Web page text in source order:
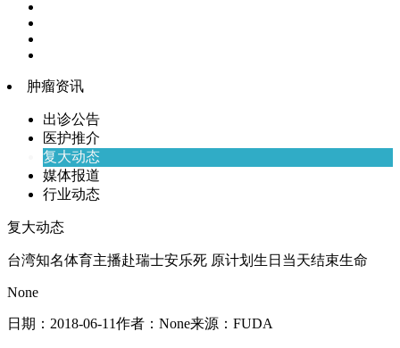
肿瘤资讯
出诊公告
医护推介
复大动态
媒体报道
行业动态
复大动态
台湾知名体育主播赴瑞士安乐死 原计划生日当天结束生命
None
日期： 2018-06-11作者： None来源： FUDA